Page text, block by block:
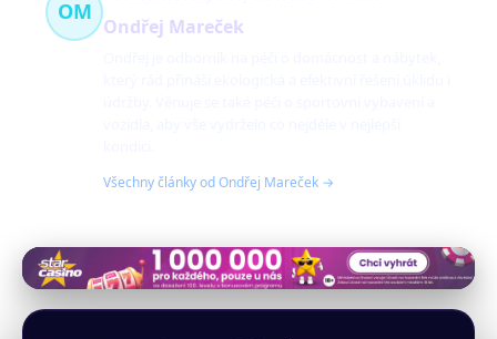
OM
Ondřej Mareček
Všechny články od Ondřej Mareček →